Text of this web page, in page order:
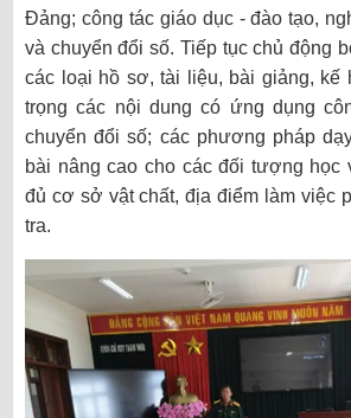
Đảng; công tác giáo dục - đào tạo,
và chuyển đổi số. Tiếp tục chủ động
các loại hồ sơ, tài liệu, bài giảng, kế
trọng các nội dung có ứng dụng
chuyển đổi số; các phương pháp
bài nâng cao cho các đối tượng học
đủ cơ sở vật chất, địa điểm làm việc
tra.